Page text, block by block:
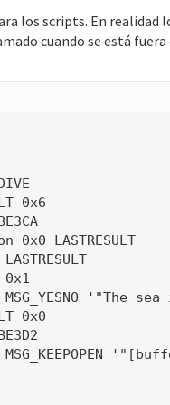
los scripts. En realidad
cuando se está
0x6
0x0 LASTRESULT
MSG_YESNO
0x0
MSG_KEEPOPEN